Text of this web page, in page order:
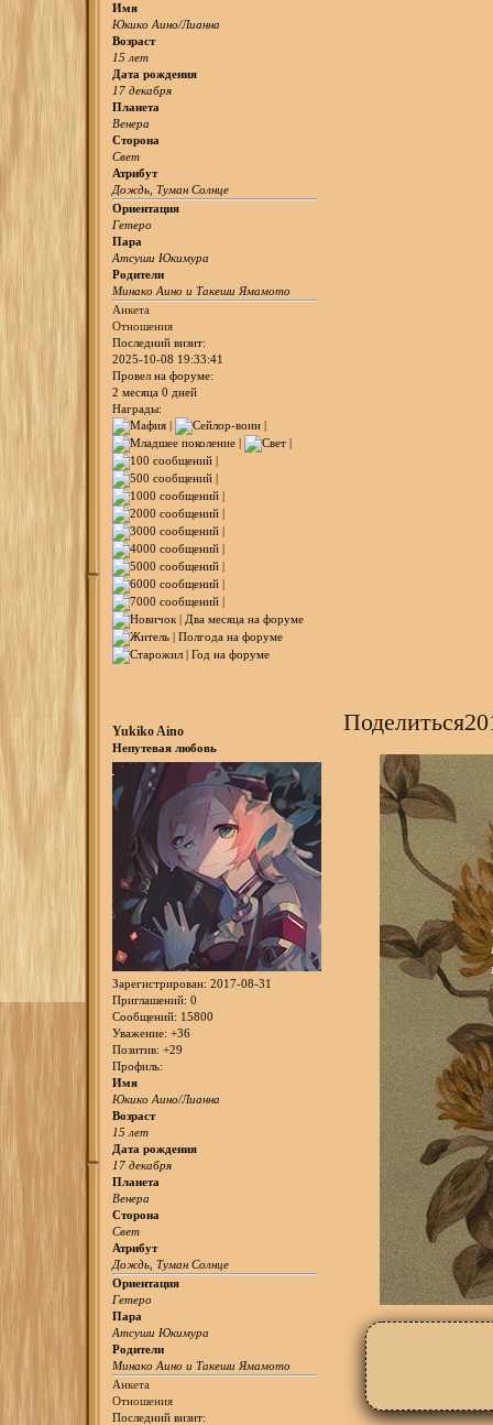
Имя
Юкико Аино/Лианна
Возраст
15 лет
Дата рождения
17 декабря
Планета
Венера
Сторона
Свет
Атрибут
Дождь, Туман Солнце
Ориентация
Гетеро
Пара
Атсуши Юкимура
Родители
Минако Аино и Такеши Ямамото
Анкета
Отношения
Последний визит:
2025-10-08 19:33:41
Провел на форуме:
2 месяца 0 дней
Награды:
Поделиться
Yukiko Aino
Непутевая любовь
Зарегистрирован: 2017-08-31
Приглашений: 0
Сообщений: 15800
Уважение: +36
Позитив: +29
Профиль:
Имя
Юкико Аино/Лианна
Возраст
15 лет
Дата рождения
17 декабря
Планета
Венера
Сторона
Свет
Атрибут
Дождь, Туман Солнце
Ориентация
Гетеро
Пара
Атсуши Юкимура
Родители
Минако Аино и Такеши Ямамото
Анкета
Отношения
Последний визит: